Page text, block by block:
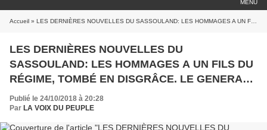
MENU
Accueil » LES DERNIÈRES NOUVELLES DU SASSOULAND: LES HOMMAGES A UN FILS DU RÉGIME, TOMBÉ EN DISGRÂCE. LE GENERAL Jacques MORLENDE
LES DERNIÈRES NOUVELLES DU
SASSOULAND: LES HOMMAGES A UN FILS DU
RÉGIME, TOMBÉ EN DISGRÂCE. LE GENERAL
Jacques MORLENDE
Publié le 24/10/2018 à 20:28
Par LA VOIX DU PEUPLE